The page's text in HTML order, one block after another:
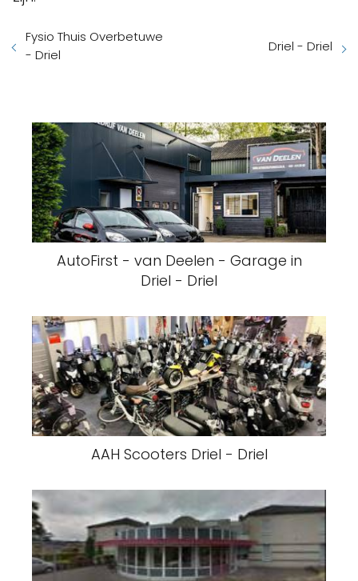
Fysio Thuis Overbetuwe
- Driel
Driel - Driel
AutoFirst - van Deelen - Garage in
Driel - Driel
AAH Scooters Driel - Driel